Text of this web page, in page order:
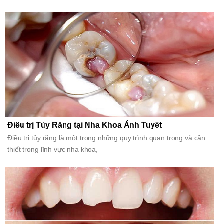
Điều trị Tủy Răng tại Nha Khoa Ánh Tuyết
Điều trị tủy răng là một trong những quy trình quan trọng và cần
thiết trong lĩnh vực nha khoa,